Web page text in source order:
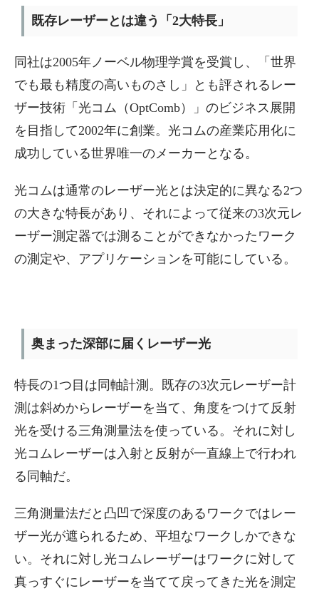
既存レーザーとは違う「2大特長」
同社は2005年ノーベル物理学賞を受賞し、「世界
でも最も精度の高いものさし」とも評されるレー
ザー技術「光コム（OptComb）」のビジネス展開
を目指して2002年に創業。光コムの産業応用化に
成功している世界唯一のメーカーとなる。
光コムは通常のレーザー光とは決定的に異なる2つ
の大きな特長があり、それによって従来の3次元レ
ーザー測定器では測ることができなかったワーク
の測定や、アプリケーションを可能にしている。
奥まった深部に届くレーザー光
特長の1つ目は同軸計測。既存の3次元レーザー計
測は斜めからレーザーを当て、角度をつけて反射
光を受ける三角測量法を使っている。それに対し
光コムレーザーは入射と反射が一直線上で行われ
る同軸だ。
三角測量法だと凸凹で深度のあるワークではレー
ザー光が遮られるため、平坦なワークしかできな
い。それに対し光コムレーザーはワークに対して
真っすぐにレーザーを当てて戻ってきた光を測定